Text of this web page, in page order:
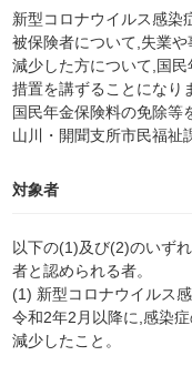
新型コロナウイルス感染
被保険者について,失業
減少した方について,国
措置を講ずることになり
国民年金保険料の免除等
山川・開聞支所市民福祉
対象者
以下の(1)及び(2)のいず
者と認められる者。
(1) 新型コロナウイルス
令和2年2月以降に,感染
減少したこと。